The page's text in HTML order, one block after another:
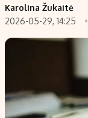
Saulės elektrinės
Kriptovaliutos
Karolina Žukaitė
2026-05-29, 14:25